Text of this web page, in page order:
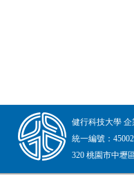
健行科技大學
統一編號：
320 桃園市中壢